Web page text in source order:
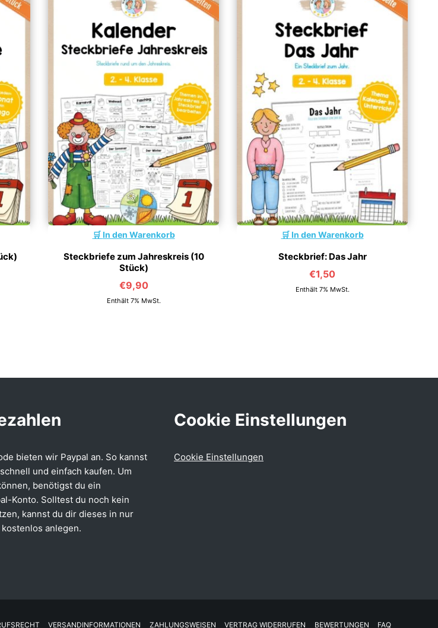
In den Warenkorb
Steckbriefe zum Jahreskreis (10
Stück)
€9,90
Enthält 7% MwSt.
In den Warenkorb
Steckbrief: Das Jahr
€1,50
Enthält 7% MwSt.
bieten wir Paypal an. So kannst
und einfach kaufen. Um
benötigst du ein
Konto. Solltest du noch kein
kannst du dir dieses in nur
anlegen.
Cookie Einstellungen
Cookie Einstellungen
VERSANDINFORMATIONEN ZAHLUNGSWEISEN VERTRAG WIDERRUFEN BEWERTUNGEN FAQ